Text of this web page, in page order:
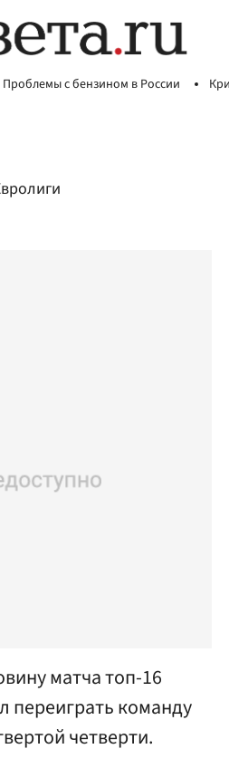
Проблемы с бензином в России
матча топ-16
переиграть команду
четверти.